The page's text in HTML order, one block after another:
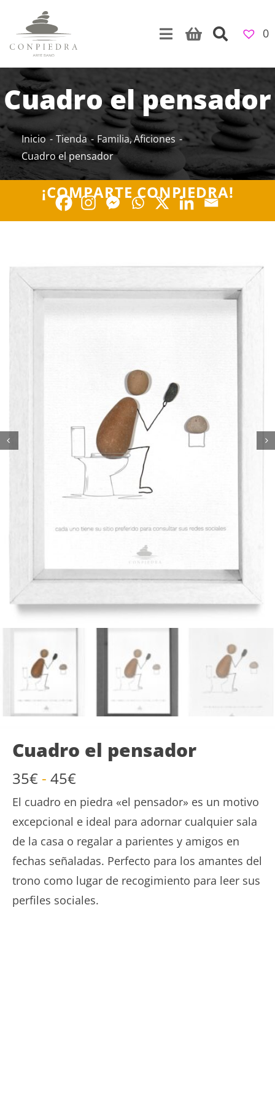
content
0
Cuadro el pensador
Inicio Tienda Familia Aficiones
Cuadro el pensador
¡COMPARTE CONPIEDRA!
Cuadro el pensador
35€ - 45€Rango
de
precios:
desde
35€
hasta
45€
El cuadro en piedra «el pensador» es un motivo
excepcional e ideal para adornar cualquier sala
de la casa o regalar a parientes y amigos en
fechas señaladas. Perfecto para los amantes del
trono como lugar de recogimiento para leer sus
perfiles sociales.